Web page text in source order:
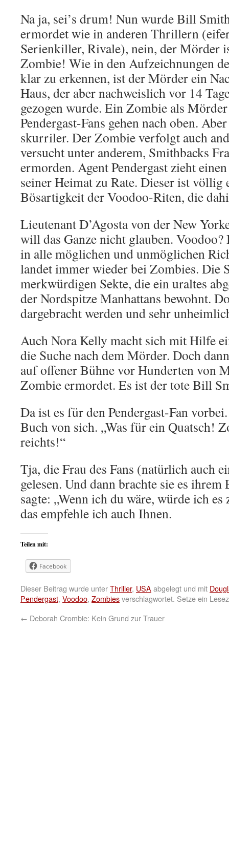
Na ja, sei’s drum! Nun wurde Bill
ermordet wie in anderen Thrillern
Serienkiller, Rivale), nein, der Mörder
Zombie! Wie in den Aufzeichnungen
klar zu erkennen, ist der Mörder ein
Haus, der aber nachweislich vor 14
gezogen wurde. Ein Zombie als
Pendergast-Fans gehen nach oben.
skurriler. Der Zombie verfolgt auch
versucht unter anderem, Smithbacks
ermorden. Agent Pendergast zieht
seiner Heimat zu Rate. Dieser ist völlig
Bösartigkeit der Voodoo-Riten, die
Lieutenant D’Agosta von der New
will das Ganze nicht glauben.
in alle möglichen und unmöglichen
landet immer wieder bei Zombies. Die
merkwürdigen Sekte, die ein uraltes
der Nordspitze Manhattans bewohnt.
dargebracht werden und sehr
Auch Nora Kelly macht sich mit Hilfe
die Suche nach dem Mörder. Doch
auf offener Bühne vor Hunderten von
Zombie ermordet. Es ist der tote Bill
Da ist es für den Pendergast-Fan
Buch von sich. „Was für ein Quatsch!
reichts!“
Tja, die Frau des Fans (natürlich auch
gelesen. Und dann brachte sie es
sagte: „Wenn ich du wäre, würde ich
das empfehle ich auch Ihnen.
Teilen mit:
Facebook
Dieser Beitrag wurde unterThriller, USA abgelegt und mit
Pendergast, Voodoo, Zombiesverschlagwortet. Setze ein
← Deborah Crombie: Kein Grund zur Trauer